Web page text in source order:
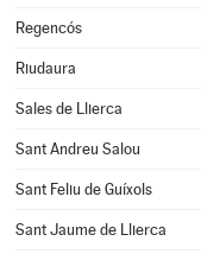
Regencós
Riudaura
Sales de Llierca
Sant Andreu Salou
Sant Feliu de Guíxols
Sant Jaume de Llierca